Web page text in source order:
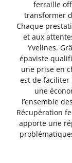
ferraille
transformer
Chaque
et aux
Yvelines.
épaviste
une prise en
est de faciliter
une
l’ensemble
Récupération
apporte une